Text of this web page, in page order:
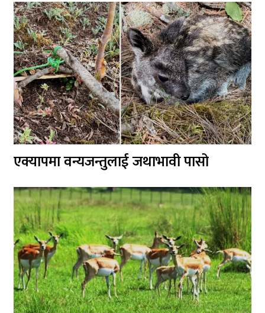
एक्यापमा वन्यजन्तुलाई जथाभावी पासो